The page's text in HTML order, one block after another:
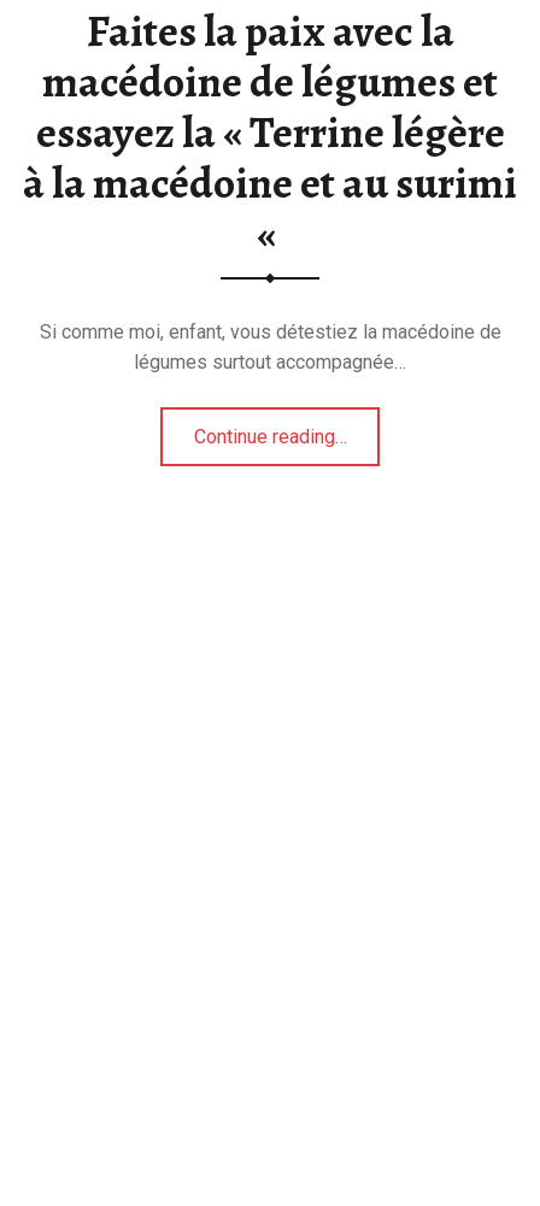
Faites la paix avec la
macédoine de légumes et
essayez la « Terrine légère
à la macédoine et au surimi
«
Si comme moi, enfant, vous détestiez la macédoine de
légumes surtout accompagnée…
Continue reading“Faites la paix avec la macédoine de légumes et essayez la « Terrine légère à la macédoine et au surimi « ”
…